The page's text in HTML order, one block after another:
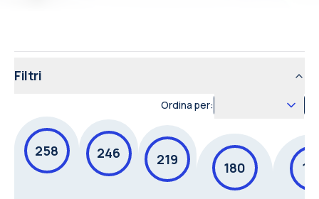
Filtri
Ordina per:
258 246 219
180